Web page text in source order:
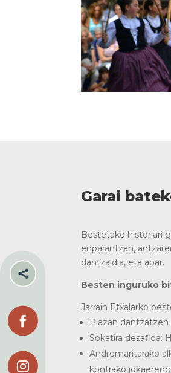



Garai
Bestetako historiari
enparantzan,
dantzaldia, eta abar.
Besten inguruko
Jarrain Etxalarko
Plazan
Sokatira desafioa:
Andremaritarako
kontrako